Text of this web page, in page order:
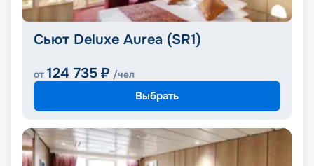
Сьют Deluxe Aurea (SR1)
от 124 735 ₽ /чел
Выбрать